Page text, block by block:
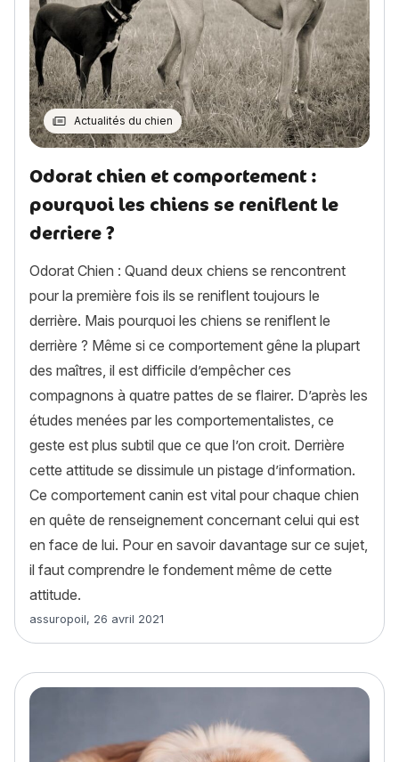
Actualités du chien
Odorat chien et comportement :
pourquoi les chiens se reniflent le
derriere ?
Odorat Chien : Quand deux chiens se rencontrent
pour la première fois ils se reniflent toujours le
derrière. Mais pourquoi les chiens se reniflent le
derrière ? Même si ce comportement gêne la plupart
des maîtres, il est difficile d’empêcher ces
compagnons à quatre pattes de se flairer. D’après les
études menées par les comportementalistes, ce
geste est plus subtil que ce que l’on croit. Derrière
cette attitude se dissimule un pistage d’information.
Ce comportement canin est vital pour chaque chien
en quête de renseignement concernant celui qui est
en face de lui. Pour en savoir davantage sur ce sujet,
il faut comprendre le fondement même de cette
attitude.
Article rédigé par
assuropoil, 26 avril 2021